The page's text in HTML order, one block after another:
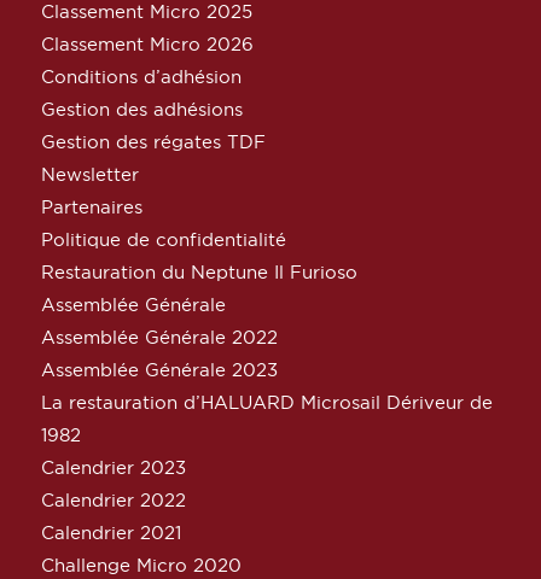
Classement Micro 2025
Classement Micro 2026
Conditions d’adhésion
Gestion des adhésions
Gestion des régates TDF
Newsletter
Partenaires
Politique de confidentialité
Restauration du Neptune Il Furioso
Assemblée Générale
Assemblée Générale 2022
Assemblée Générale 2023
La restauration d’HALUARD Microsail Dériveur de
1982
Calendrier 2023
Calendrier 2022
Calendrier 2021
Challenge Micro 2020